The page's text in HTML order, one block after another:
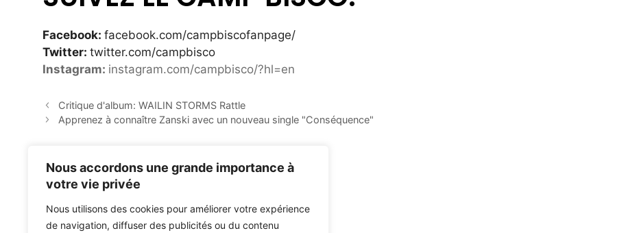
Nous accordons une grande importance à
votre vie privée
Nous utilisons des cookies pour améliorer votre expérience
de navigation, diffuser des publicités ou du contenu
Facebook: facebook.com/campbiscofanpage/
Twitter: twitter.com/campbisco
Instagram: instagram.com/campbisco/?hl=en
Critique d'album: WAILIN STORMS Rattle
Apprenez à connaître Zanski avec un nouveau single "Conséquence"